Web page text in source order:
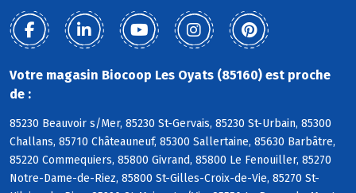
Votre magasin Biocoop Les Oyats (85160) est proche
de :
85230 Beauvoir s/Mer, 85230 St-Gervais, 85230 St-Urbain, 85300
Challans, 85710 Châteauneuf, 85300 Sallertaine, 85630 Barbâtre,
85220 Commequiers, 85800 Givrand, 85800 Le Fenouiller, 85270
Notre-Dame-de-Riez, 85800 St-Gilles-Croix-de-Vie, 85270 St-